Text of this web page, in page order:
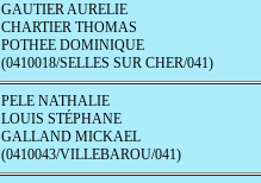
GAUTIER AURELIE
CHARTIER THOMAS
POTHEE DOMINIQUE
(0410018/SELLES SUR CHER/041)
PELE NATHALIE
LOUIS STÉPHANE
GALLAND MICKAEL
(0410043/VILLEBAROU/041)